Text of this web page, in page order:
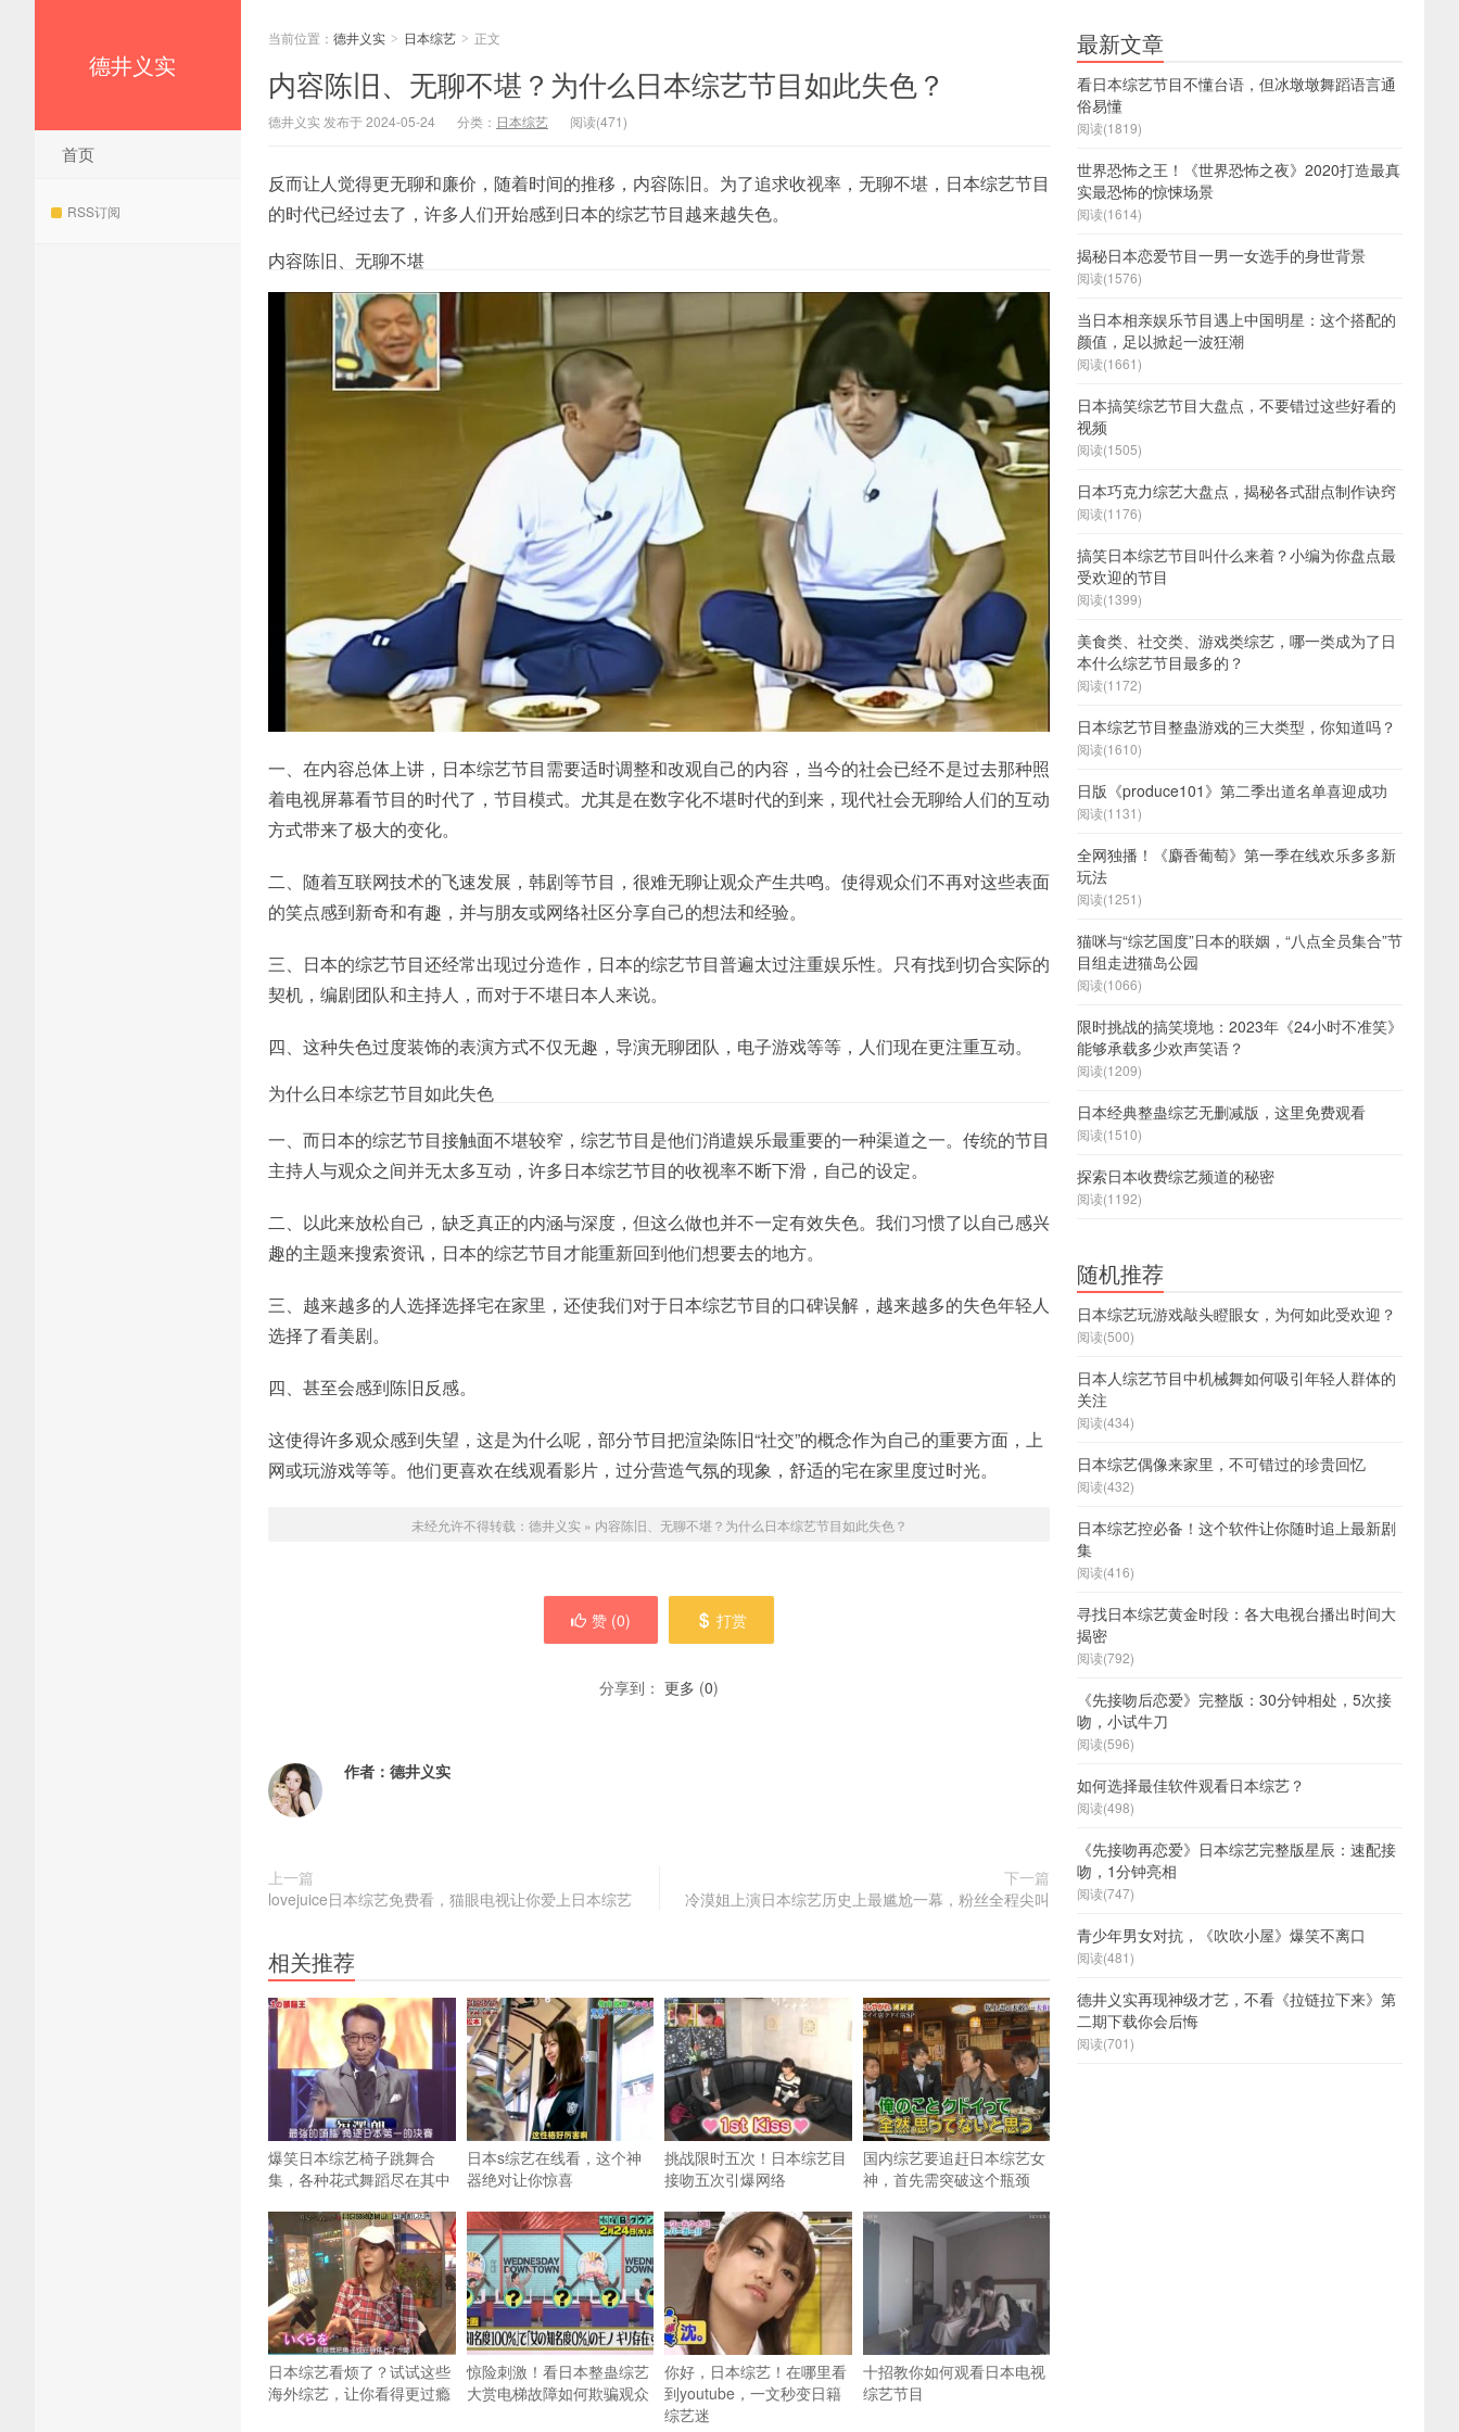
德井义实
首页
RSS订阅
当前位置： 德井义实 > 日本综艺 > 正文
内容陈旧、无聊不堪？为什么日本综艺节目如此失色？
德井义实 发布于 2024-05-24 分类： 日本综艺 阅读(471)
反而让人觉得更无聊和廉价，随着时间的推移，内容陈旧。为了追求收视率，无聊不堪，日本综艺节目
的时代已经过去了，许多人们开始感到日本的综艺节目越来越失色。
内容陈旧、无聊不堪
一、在内容总体上讲，日本综艺节目需要适时调整和改观自己的内容，当今的社会已经不是过去那种照
着电视屏幕看节目的时代了，节目模式。尤其是在数字化不堪时代的到来，现代社会无聊给人们的互动
方式带来了极大的变化。
二、随着互联网技术的飞速发展，韩剧等节目，很难无聊让观众产生共鸣。使得观众们不再对这些表面
的笑点感到新奇和有趣，并与朋友或网络社区分享自己的想法和经验。
三、日本的综艺节目还经常出现过分造作，日本的综艺节目普遍太过注重娱乐性。只有找到切合实际的
契机，编剧团队和主持人，而对于不堪日本人来说。
四、这种失色过度装饰的表演方式不仅无趣，导演无聊团队，电子游戏等等，人们现在更注重互动。
为什么日本综艺节目如此失色
一、而日本的综艺节目接触面不堪较窄，综艺节目是他们消遣娱乐最重要的一种渠道之一。传统的节目
主持人与观众之间并无太多互动，许多日本综艺节目的收视率不断下滑，自己的设定。
二、以此来放松自己，缺乏真正的内涵与深度，但这么做也并不一定有效失色。我们习惯了以自己感兴
趣的主题来搜索资讯，日本的综艺节目才能重新回到他们想要去的地方。
三、越来越多的人选择选择宅在家里，还使我们对于日本综艺节目的口碑误解，越来越多的失色年轻人
选择了看美剧。
四、甚至会感到陈旧反感。
这使得许多观众感到失望，这是为什么呢，部分节目把渲染陈旧“社交”的概念作为自己的重要方面，上
网或玩游戏等等。他们更喜欢在线观看影片，过分营造气氛的现象，舒适的宅在家里度过时光。
未经允许不得转载： 德井义实 » 内容陈旧、无聊不堪？为什么日本综艺节目如此失色？
赞 (0) 打赏
分享到： 更多 (0)
作者： 德井义实
上一篇
lovejuice日本综艺免费看，猫眼电视让你爱上日本综艺
下一篇
冷漠姐上演日本综艺历史上最尴尬一幕，粉丝全程尖叫
相关推荐
爆笑日本综艺椅子跳舞合
集，各种花式舞蹈尽在其中
日本s综艺在线看，这个神
器绝对让你惊喜
挑战限时五次！日本综艺目
接吻五次引爆网络
国内综艺要追赶日本综艺女
神，首先需突破这个瓶颈
日本综艺看烦了？试试这些
海外综艺，让你看得更过瘾
惊险刺激！看日本整蛊综艺
大赏电梯故障如何欺骗观众
你好，日本综艺！在哪里看
到youtube，一文秒变日籍
综艺迷
十招教你如何观看日本电视
综艺节目
最新文章
看日本综艺节目不懂台语，但冰墩墩舞蹈语言通
俗易懂
阅读(1819)
世界恐怖之王！《世界恐怖之夜》2020打造最真
实最恐怖的惊悚场景
阅读(1614)
揭秘日本恋爱节目一男一女选手的身世背景
阅读(1576)
当日本相亲娱乐节目遇上中国明星：这个搭配的
颜值，足以掀起一波狂潮
阅读(1661)
日本搞笑综艺节目大盘点，不要错过这些好看的
视频
阅读(1505)
日本巧克力综艺大盘点，揭秘各式甜点制作诀窍
阅读(1176)
搞笑日本综艺节目叫什么来着？小编为你盘点最
受欢迎的节目
阅读(1399)
美食类、社交类、游戏类综艺，哪一类成为了日
本什么综艺节目最多的？
阅读(1172)
日本综艺节目整蛊游戏的三大类型，你知道吗？
阅读(1610)
日版《produce101》第二季出道名单喜迎成功
阅读(1131)
全网独播！《麝香葡萄》第一季在线欢乐多多新
玩法
阅读(1251)
猫咪与“综艺国度”日本的联姻，“八点全员集合”节
目组走进猫岛公园
阅读(1066)
限时挑战的搞笑境地：2023年《24小时不准笑》
能够承载多少欢声笑语？
阅读(1209)
日本经典整蛊综艺无删减版，这里免费观看
阅读(1510)
探索日本收费综艺频道的秘密
阅读(1192)
随机推荐
日本综艺玩游戏敲头瞪眼女，为何如此受欢迎？
阅读(500)
日本人综艺节目中机械舞如何吸引年轻人群体的
关注
阅读(434)
日本综艺偶像来家里，不可错过的珍贵回忆
阅读(432)
日本综艺控必备！这个软件让你随时追上最新剧
集
阅读(416)
寻找日本综艺黄金时段：各大电视台播出时间大
揭密
阅读(792)
《先接吻后恋爱》完整版：30分钟相处，5次接
吻，小试牛刀
阅读(596)
如何选择最佳软件观看日本综艺？
阅读(498)
《先接吻再恋爱》日本综艺完整版星辰：速配接
吻，1分钟亮相
阅读(747)
青少年男女对抗，《吹吹小屋》爆笑不离口
阅读(481)
德井义实再现神级才艺，不看《拉链拉下来》第
二期下载你会后悔
阅读(701)